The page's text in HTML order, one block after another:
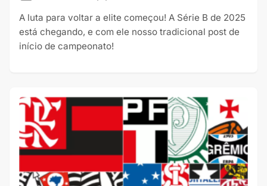
A luta para voltar a elite começou! A Série B de 2025
está chegando, e com ele nosso tradicional post de
início de campeonato!